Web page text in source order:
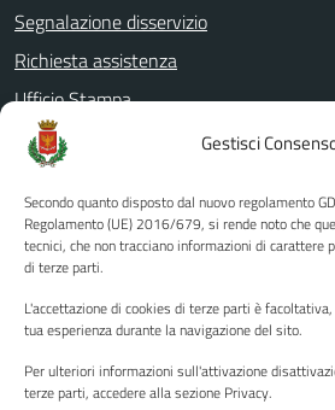
Gestisci
Secondo quanto disposto dal nuovo regolamento
Regolamento (UE) 2016/679, si rende noto che
tecnici, che non tracciano informazioni di carattere
di terze parti.
L'accettazione di cookies di terze parti è
tua esperienza durante la navigazione del sito.
Per ulteriori informazioni sull'attivazione
terze parti, accedere alla sezione Privacy.
Segnalazione disservizio
Richiesta assistenza
Ufficio Stampa
Amministrazione Trasparente
Albo pretorio
Informativa privacy
Note legali
Piano di miglioramento del sito